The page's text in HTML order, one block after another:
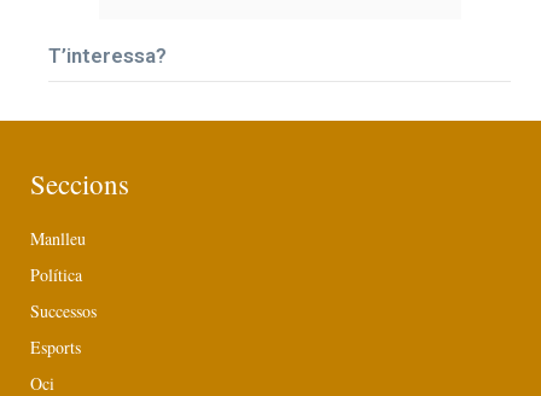
T’interessa?
Seccions
Manlleu
Política
Successos
Esports
Oci